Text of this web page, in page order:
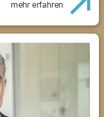
mehr erfahren